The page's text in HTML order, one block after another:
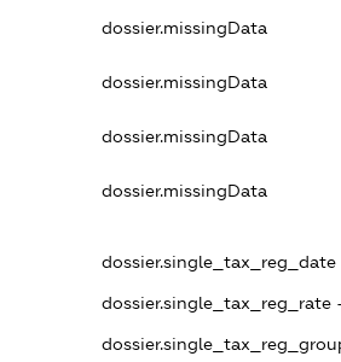
dossier.missingData
dossier.missingData
dossier.missingData
dossier.missingData
dossier.single_tax_reg_date
dossier.single_tax_reg_rate